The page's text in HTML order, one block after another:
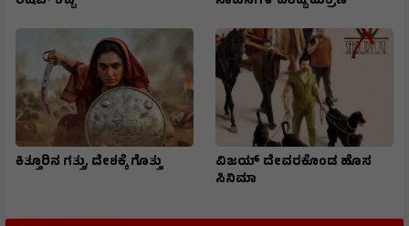
ಕಿತ್ತೂರಿನ ಗತ್ತು, ದೇಶಕ್ಕೆ ಗೊತ್ತು
ವಿಜಯ್ ದೇವರಕೊಂಡ ಹೊಸ
ಸಿನಿಮಾ